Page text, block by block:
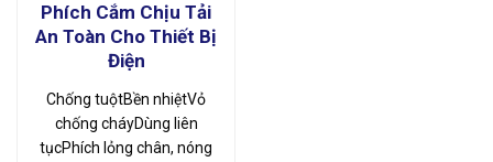
Phích Cắm Chịu Tải
An Toàn Cho Thiết Bị
Điện
Chống tuộtBền nhiệtVỏ
chống cháyDùng liên
tụcPhích lỏng chân, nóng